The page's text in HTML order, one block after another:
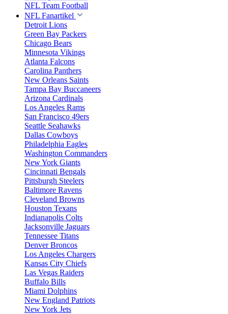
NFL Team Football
NFL Fanartikel
Detroit Lions
Green Bay Packers
Chicago Bears
Minnesota Vikings
Atlanta Falcons
Carolina Panthers
New Orleans Saints
Tampa Bay Buccaneers
Arizona Cardinals
Los Angeles Rams
San Francisco 49ers
Seattle Seahawks
Dallas Cowboys
Philadelphia Eagles
Washington Commanders
New York Giants
Cincinnati Bengals
Pittsburgh Steelers
Baltimore Ravens
Cleveland Browns
Houston Texans
Indianapolis Colts
Jacksonville Jaguars
Tennessee Titans
Denver Broncos
Los Angeles Chargers
Kansas City Chiefs
Las Vegas Raiders
Buffalo Bills
Miami Dolphins
New England Patriots
New York Jets